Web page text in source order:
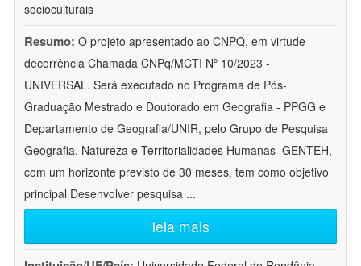
socioculturais
Resumo: O projeto apresentado ao CNPQ, em virtude
decorrência Chamada CNPq/MCTI Nº 10/2023 -
UNIVERSAL. Será executado no Programa de Pós-
Graduação Mestrado e Doutorado em Geografia - PPGG e
Departamento de Geografia/UNIR, pelo Grupo de Pesquisa
Geografia, Natureza e Territorialidades Humanas  GENTEH,
com um horizonte previsto de 30 meses, tem como objetivo
principal Desenvolver pesquisa ...
leia mais